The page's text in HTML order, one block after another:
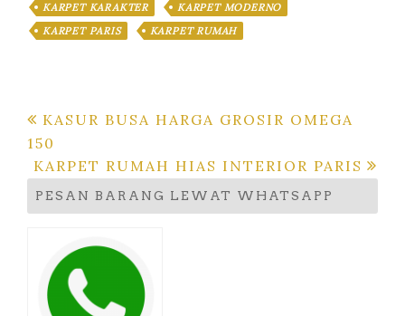
KARPET KARAKTER
KARPET MODERNO
KARPET PARIS
KARPET RUMAH
Navigasi
pos
KASUR BUSA HARGA GROSIR OMEGA
150
KARPET RUMAH HIAS INTERIOR PARIS
PESAN BARANG LEWAT WHATSAPP